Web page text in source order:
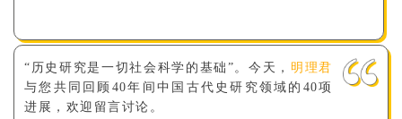
“历史研究是一切社会科学的基础”。今天， 明理君
与您共同回顾40年间中国古代史研究领域的40项
进展，欢迎留言讨论。